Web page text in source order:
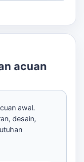
acuan
awal.
desain,